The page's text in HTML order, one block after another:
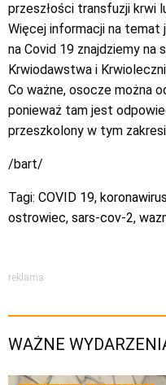
przeszłości transfuzji krwi
Więcej informacji na temat
na Covid 19 znajdziemy na
Krwiodawstwa i
Co ważne, osocze można
ponieważ tam jest
przeszkolony w tym
/bart/
Tagi: COVID 19, koronawirus
ostrowiec, sars-cov-2,
reklama
WAŻNE